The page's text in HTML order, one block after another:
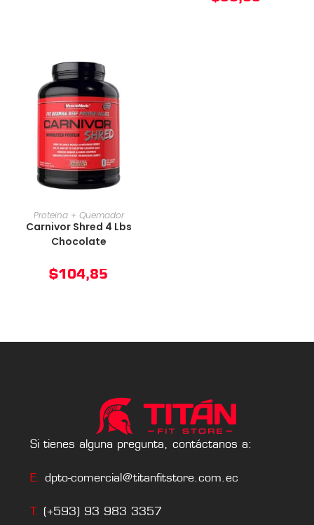
AÑADIR AL CARRITO
Proteina + Quemador
Carnivor Shred 4 Lbs
Chocolate
$104,85
Si tienes alguna pregunta, contáctanos a:
E. dpto-comercial@titanfitstore.com.ec
T. (+593) 93 983 3357